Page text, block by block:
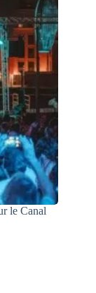
le Canal